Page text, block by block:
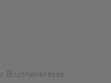
Brunnenkresse